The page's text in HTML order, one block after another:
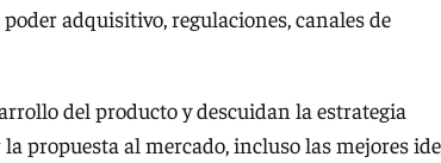
adquisitivo, regulaciones, canales de
del producto y descuidan la estrategia
propuesta al mercado, incluso las mejores